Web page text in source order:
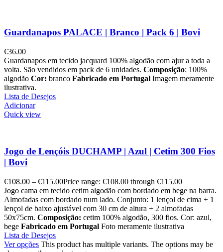
Guardanapos PALACE | Branco | Pack 6 | Bovi
€36.00
Guardanapos em tecido jacquard 100% algodão com ajur a toda a
volta. São vendidos em pack de 6 unidades. Composição: 100%
algodão Cor: branco Fabricado em Portugal Imagem meramente
ilustrativa.
Lista de Desejos
Adicionar
Quick view
Jogo de Lençóis DUCHAMP | Azul | Cetim 300 Fios
| Bovi
€108.00 – €115.00Price range: €108.00 through €115.00
Jogo cama em tecido cetim algodão com bordado em bege na barra.
Almofadas com bordado num lado. Conjunto: 1 lençol de cima + 1
lençol de baixo ajustável com 30 cm de altura + 2 almofadas
50x75cm. Composição: cetim 100% algodão, 300 fios. Cor: azul,
bege Fabricado em Portugal Foto meramente ilustrativa
Lista de Desejos
Ver opções This product has multiple variants. The options may be